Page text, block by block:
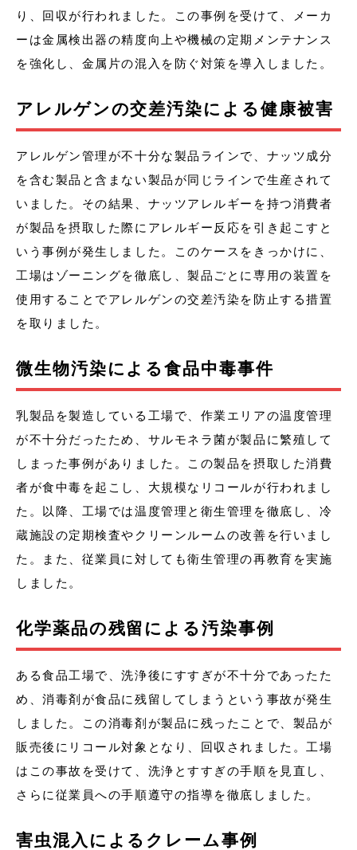
り、回収が行われました。この事例を受けて、メーカ
ーは金属検出器の精度向上や機械の定期メンテナンス
を強化し、金属片の混入を防ぐ対策を導入しました。
アレルゲンの交差汚染による健康被害
アレルゲン管理が不十分な製品ラインで、ナッツ成分
を含む製品と含まない製品が同じラインで生産されて
いました。その結果、ナッツアレルギーを持つ消費者
が製品を摂取した際にアレルギー反応を引き起こすと
いう事例が発生しました。このケースをきっかけに、
工場はゾーニングを徹底し、製品ごとに専用の装置を
使用することでアレルゲンの交差汚染を防止する措置
を取りました。
微生物汚染による食品中毒事件
乳製品を製造している工場で、作業エリアの温度管理
が不十分だったため、サルモネラ菌が製品に繁殖して
しまった事例がありました。この製品を摂取した消費
者が食中毒を起こし、大規模なリコールが行われまし
た。以降、工場では温度管理と衛生管理を徹底し、冷
蔵施設の定期検査やクリーンルームの改善を行いまし
た。また、従業員に対しても衛生管理の再教育を実施
しました。
化学薬品の残留による汚染事例
ある食品工場で、洗浄後にすすぎが不十分であったた
め、消毒剤が食品に残留してしまうという事故が発生
しました。この消毒剤が製品に残ったことで、製品が
販売後にリコール対象となり、回収されました。工場
はこの事故を受けて、洗浄とすすぎの手順を見直し、
さらに従業員への手順遵守の指導を徹底しました。
害虫混入によるクレーム事例